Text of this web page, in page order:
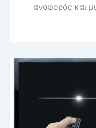
αναφοράς και